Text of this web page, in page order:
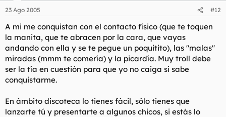
23 Ago 2005 #12
A mi me conquistan con el contacto físico (que te toquen
la manita, que te abracen por la cara, que vayas
andando con ella y se te pegue un poquitito), las "malas"
miradas (mmm te comería) y la picardía. Muy troll debe
ser la tía en cuestión para que yo no caiga si sabe
conquistarme.
En ámbito discoteca lo tienes fácil, sólo tienes que
lanzarte tú y presentarte a algunos chicos, si estás lo